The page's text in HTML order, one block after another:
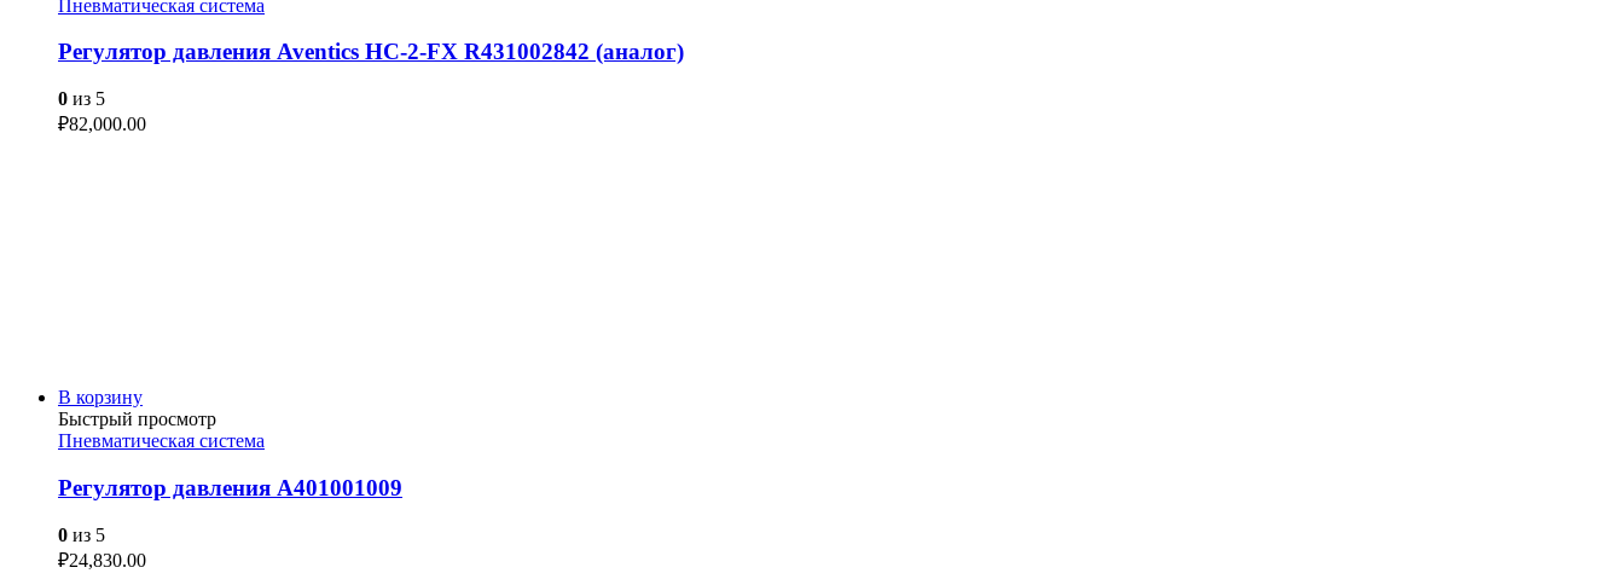
Пневматическая система
Регулятор давления Aventics HC-2-FX R431002842 (аналог)
0 из 5
₽82,000.00
В корзину
Быстрый просмотр
Пневматическая система
Регулятор давления A401001009
0 из 5
₽24,830.00